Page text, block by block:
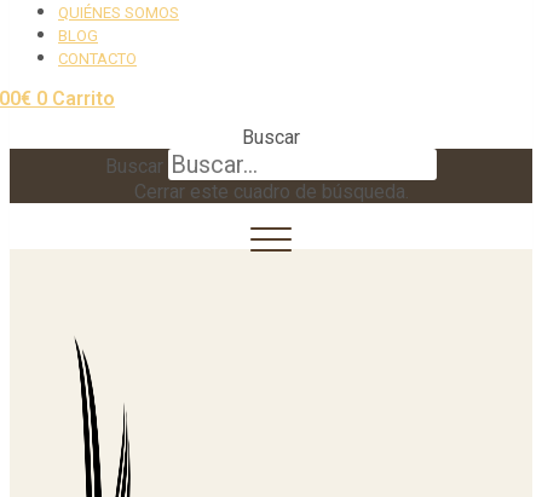
QUIÉNES SOMOS
BLOG
CONTACTO
€ 0 Carrito
Buscar
Buscar
Cerrar este cuadro de búsqueda.